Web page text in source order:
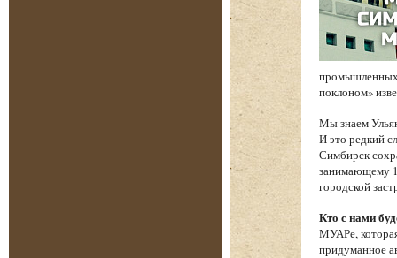
промышленных
поклоном»
Мы знаем
И это редкий
Симбирск
занимающему
городской
Кто с нами
МУАРе,
придуманное